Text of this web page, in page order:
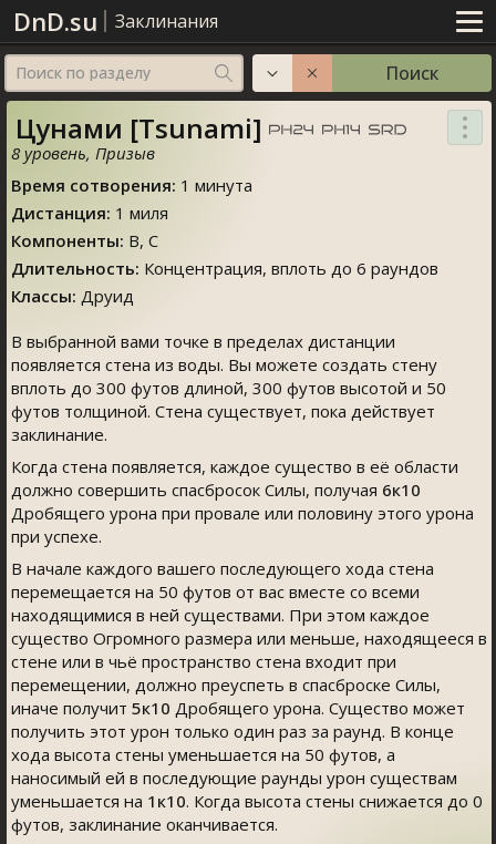
DnD.su Заклинания
Поиск по разделу Поиск
Цунами [Tsunami]
8 уровень, Призыв
Время сотворения: 1 минута
Дистанция: 1 миля
Компоненты: В, C
Длительность: Концентрация, вплоть до 6 раундов
Классы: Друид
В выбранной вами точке в пределах дистанции
появляется стена из воды. Вы можете создать стену
вплоть до 300 футов длиной, 300 футов высотой и 50
футов толщиной. Стена существует, пока действует
заклинание.
Когда стена появляется, каждое существо в её области
должно совершить спасбросок Силы, получая 6к10
Дробящего урона при провале или половину этого урона
при успехе.
В начале каждого вашего последующего хода стена
перемещается на 50 футов от вас вместе со всеми
находящимися в ней существами. При этом каждое
существо Огромного размера или меньше, находящееся в
стене или в чьё пространство стена входит при
перемещении, должно преуспеть в спасброске Силы,
иначе получит 5к10 Дробящего урона. Существо может
получить этот урон только один раз за раунд. В конце
хода высота стены уменьшается на 50 футов, а
наносимый ей в последующие раунды урон существам
уменьшается на 1к10. Когда высота стены снижается до 0
футов, заклинание оканчивается.